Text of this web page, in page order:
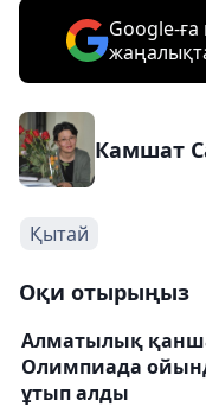
Google-
Камшат
Қытай
Оқи отырыңыз
Алматылық
Олимпиада
ұтып алды